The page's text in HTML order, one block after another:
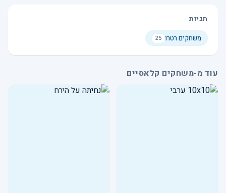
תגיות
משחקים רטרו 25
עוד מ-משחקים קלאסיים